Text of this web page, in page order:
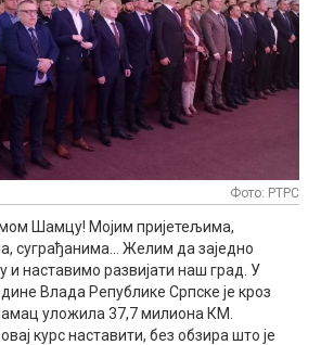
Фото: РТРС
Шамцу! Мојим пријетељима,
суграђанима... Желим да заједно
и наставимо развијати наш град. У
Влада Републике Српске је кроз
уложила 37,7 милиона КМ.
курс наставити, без обзира што је